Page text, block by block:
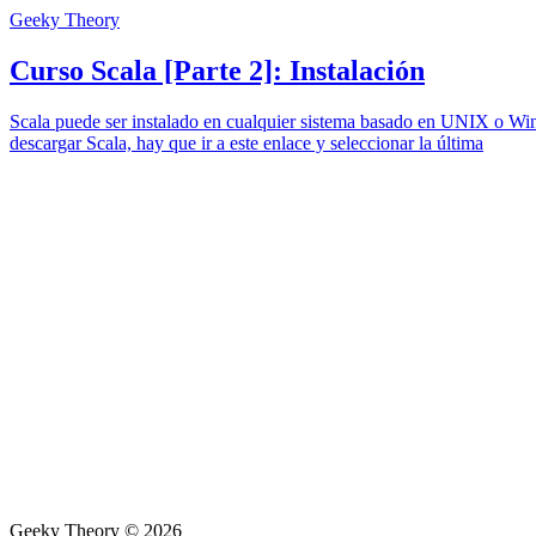
Geeky Theory
Curso Scala [Parte 2]: Instalación
Scala puede ser instalado en cualquier sistema basado en UNIX o
descargar Scala, hay que ir a este enlace y seleccionar la última
Geeky Theory © 2026